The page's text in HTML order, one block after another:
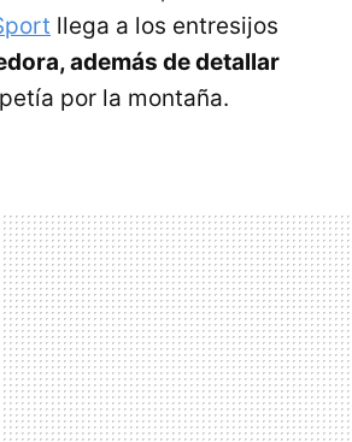
llega a los entresijos
además de detallar
por la montaña.